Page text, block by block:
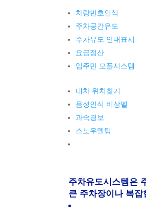
차량번호인식
주차공간유도
주차유도 안내표시
요금정산
입주민 모플시스템
내차 위치찾기
음성인식 비상벨
과속경보
스노우멜팅
주차유도시스템은
큰 주차장이나 복